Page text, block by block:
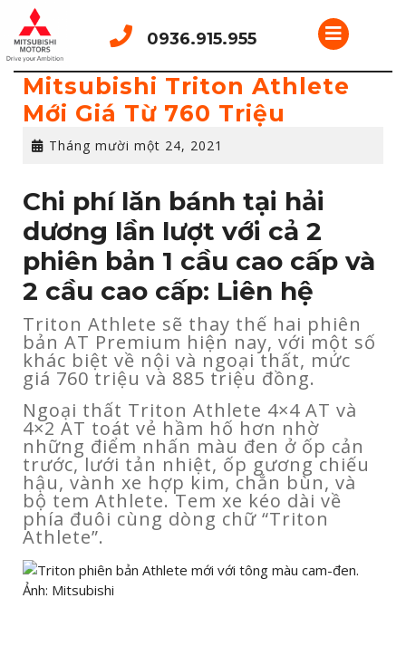
Skip
to
content
0936.915.955
Open
Mitsubishi Triton Athlete
Mới Giá Từ 760 Triệu
Tháng mười một 24, 2021
24,
2021
Chi phí lăn bánh tại hải
dương lần lượt với cả 2
phiên bản 1 cầu cao cấp và
2 cầu cao cấp: Liên hệ
Triton Athlete sẽ thay thế hai phiên
bản AT Premium hiện nay, với một số
khác biệt về nội và ngoại thất, mức
giá 760 triệu và 885 triệu đồng.
Ngoại thất Triton Athlete 4×4 AT và
4×2 AT toát vẻ hầm hố hơn nhờ
những điểm nhấn màu đen ở ốp cản
trước, lưới tản nhiệt, ốp gương chiếu
hậu, vành xe hợp kim, chắn bùn, và
bộ tem Athlete. Tem xe kéo dài về
phía đuôi cùng dòng chữ “Triton
Athlete”.